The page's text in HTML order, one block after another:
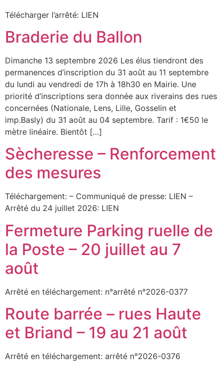
Télécharger l’arrêté: LIEN
Braderie du Ballon
Dimanche 13 septembre 2026 Les élus tiendront des
permanences d’inscription du 31 août au 11 septembre
du lundi au vendredi de 17h à 18h30 en Mairie. Une
priorité d’inscriptions sera donnée aux riverains des rues
concernées (Nationale, Lens, Lille, Gosselin et
imp.Basly) du 31 août au 04 septembre. Tarif : 1€50 le
mètre linéaire. Bientôt […]
Sècheresse – Renforcement
des mesures
Téléchargement: – Communiqué de presse: LIEN –
Arrêté du 24 juillet 2026: LIEN
Fermeture Parking ruelle de
la Poste – 20 juillet au 7
août
Arrêté en téléchargement: n°arrêté n°2026-0377
Route barrée – rues Haute
et Briand – 19 au 21 août
Arrêté en téléchargement: arrêté n°2026-0376